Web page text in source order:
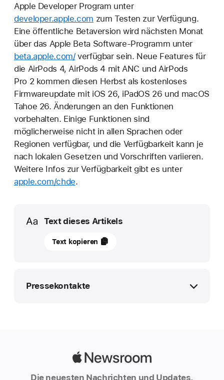
Apple Developer Program unter
developer.apple.com zum Testen zur Verfügung.
Eine öffentliche Betaversion wird nächsten Monat
über das Apple Beta Software-Programm unter
beta.apple.com/verfügbar sein. Neue Features für
die AirPods 4, AirPods 4 mit ANC und AirPods
Pro 2 kommen diesen Herbst als kostenloses
Firmwareupdate mit iOS 26, iPadOS 26 und macOS
Tahoe 26. Änderungen an den Funktionen
vorbehalten. Einige Funktionen sind
möglicherweise nicht in allen Sprachen oder
Regionen verfügbar, und die Verfügbarkeit kann je
nach lokalen Gesetzen und Vorschriften variieren.
Weitere Infos zur Verfügbarkeit gibt es unter
apple.com/chde.
Text dieses Artikels
09
UPDATE
Audioaufnahme
Text kopieren
Pressekontakte
Die neuesten Nachrichten und Updates,